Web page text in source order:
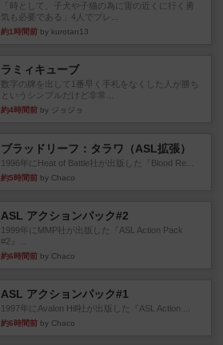
「時として、子犬や子猫の為に雷の近くに行く勇
気も必要である」4人でプレ...
約1時間前 by kurotan13
ラミィキューブ
数字の牌を出して1番早く手札をなくした人が勝ち
というシンプルだけど非常...
約4時間前 by ジョジョ
ブラッドリーフ：タラワ（ASL拡張）
1996年にHeat of Battle社が出版した『Blood Re...
約5時間前 by Chaco
ASL アクションパック#2
1999年にMMP社が出版した『ASL Action Pack
#2』...
約6時間前 by Chaco
ASL アクションパック#1
1997年にAvalon Hill社が出版した『ASL Action ...
約6時間前 by Chaco